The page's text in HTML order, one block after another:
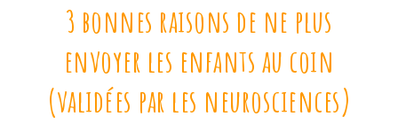
3 bonnes raisons de ne plus
envoyer les enfants au coin
(validées par les neurosciences)